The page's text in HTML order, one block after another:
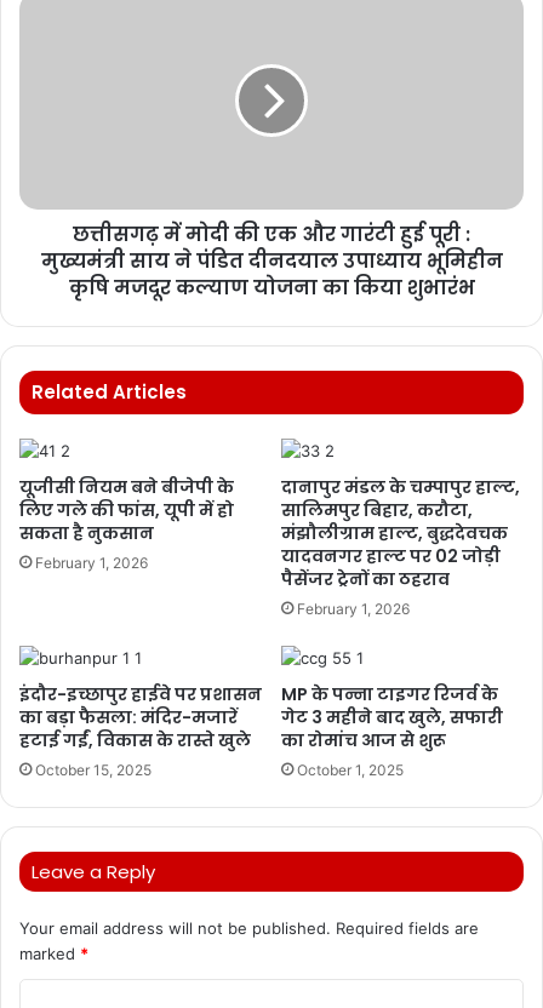
छत्तीसगढ़ में मोदी की एक और गारंटी हुई पूरी :
मुख्यमंत्री साय ने पंडित दीनदयाल उपाध्याय भूमिहीन
कृषि मजदूर कल्याण योजना का किया शुभारंभ
Related Articles
यूजीसी नियम बने बीजेपी के
लिए गले की फांस, यूपी में हो
सकता है नुकसान
February 1, 2026
दानापुर मंडल के चम्पापुर हाल्ट,
सालिमपुर बिहार, करौटा,
मंझौलीग्राम हाल्ट, बुद्धदेवचक
यादवनगर हाल्ट पर 02 जोड़ी
पैसेंजर ट्रेनों का ठहराव
February 1, 2026
इंदौर-इच्छापुर हाईवे पर प्रशासन
का बड़ा फैसला: मंदिर-मजारें
हटाई गईं, विकास के रास्ते खुले
October 15, 2025
MP के पन्ना टाइगर रिजर्व के
गेट 3 महीने बाद खुले, सफारी
का रोमांच आज से शुरू
October 1, 2025
Leave a Reply
Your email address will not be published. Required fields are
marked *